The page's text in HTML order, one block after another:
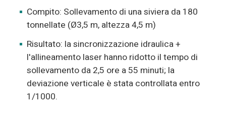
Compito: Sollevamento di una siviera da 180
tonnellate (Ø3,5 m, altezza 4,5 m)
Risultato: la sincronizzazione idraulica +
l'allineamento laser hanno ridotto il tempo di
sollevamento da 2,5 ore a 55 minuti; la
deviazione verticale è stata controllata entro
1/1000.